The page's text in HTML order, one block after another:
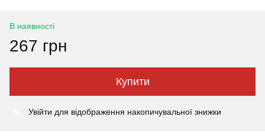
В наявності
267 грн
Купити
Увійти для відображення накопичувальної знижки